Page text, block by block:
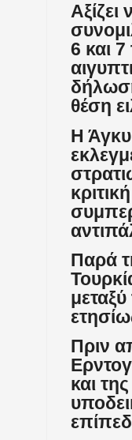
6 και
θέση
Η
Παρά
Πριν
και